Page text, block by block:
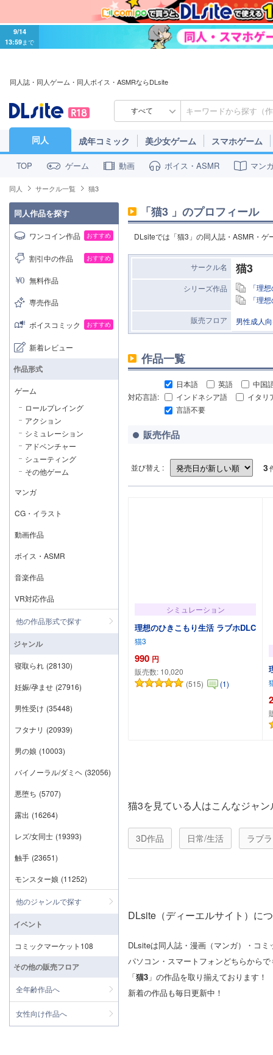
9/14
13:59まで
同人誌・同人ゲーム・同人ボイス・ASMRならDLsite
すべて
同人 成年コミック 美少女ゲーム スマホゲーム
TOP ゲーム 動画 ボイス・ASMR マン
同人 サークル一覧 猫3
「猫3 」のプロフィール
DLsiteでは「猫3」の同人誌・ASMR・ゲ
サークル名 猫3
シリーズ作品
「理
「理
販売フロア
男性成人
作品一覧
対応言語:
日本語 英語
中国
インドネシア語
イタリ
言語不要
販売作品
並び替え : 3
シミュレーション
理想のひきこもり生活 ラブホDLC
猫3
990 円
販売数: 10,020
(515)
(1)
猫3を見ている人はこんなジャ
3D作品 日常/生活 ラブ
DLsite（ディーエルサイト）に
DLsiteは同人誌・漫画（マンガ）・コ
パソコン・スマートフォンどちらから
「猫3 」の作品を取り揃えております！
新着の作品も毎日更新中！
同人作品を探す
ワンコイン作品 おすすめ
割引中の作品 おすすめ
無料作品
専売作品
ボイスコミック おすすめ
新着レビュー
作品形式
ゲーム
ロールプレイング
アクション
シミュレーション
アドベンチャー
シューティング
その他ゲーム
マンガ
CG・イラスト
動画作品
ボイス・ASMR
音楽作品
VR対応作品
他の作品形式で探す
ジャンル
寝取られ (28130)
妊娠/孕ませ (27916)
男性受け (35448)
フタナリ (20939)
男の娘 (10003)
バイノーラル/ダミヘ (32056)
悪堕ち (5707)
露出 (16264)
レズ/女同士 (19393)
触手 (23651)
モンスター娘 (11252)
他のジャンルで探す
イベント
コミックマーケット108
その他の販売フロア
全年齢作品へ
女性向け作品へ